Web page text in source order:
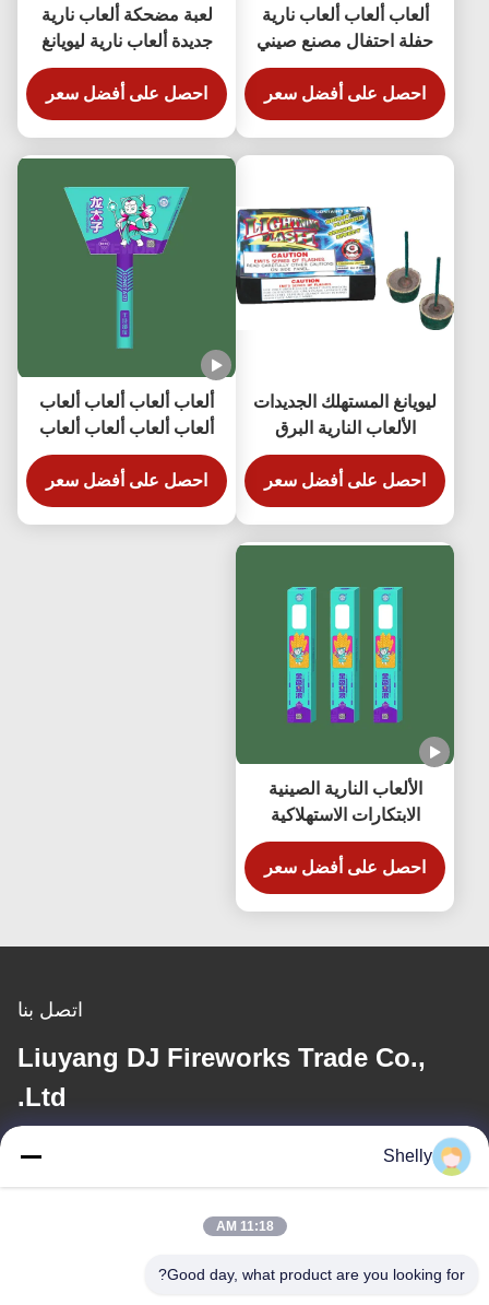
ألعاب ألعاب ألعاب نارية
حفلة احتفال مصنع صيني
احصل على أفضل سعر
لعبة مضحكة ألعاب نارية
جديدة ألعاب نارية ليويانغ
السحر السوط الدائري
السوط
احصل على أفضل سعر
ليويانغ المستهلك الجديدات
الألعاب النارية البرق
احصل على أفضل سعر
ألعاب ألعاب ألعاب ألعاب
ألعاب ألعاب ألعاب ألعاب
ألعاب ألعاب ألعاب ألعاب
ألعاب ألعاب ألعاب ألعاب
ألعاب ألعاب ألعاب ألعاب
احصل على أفضل سعر
الألعاب النارية الصينية
الابتكارات الاستهلاكية
الألعاب النارية الشعلة
الزرقاء تأثيرات النافورة
الذهبية
احصل على أفضل سعر
اتصل بنا
Liuyang DJ Fireworks Trade Co.,
Ltd.
البريد الإلكتروني Shelly
11:18 AM
Good day, what product are you looking for?